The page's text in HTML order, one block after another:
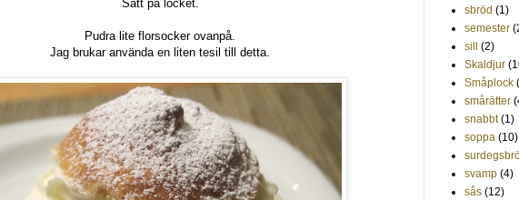
Sätt på locket.
Pudra lite florsocker ovanpå.
Jag brukar använda en liten tesil till detta.
sbröd (1)
semester
sill
(2)
Skaldjur
Småplock
smårätter
snabbt (1)
soppa (10)
svamp (4)
sås (12)